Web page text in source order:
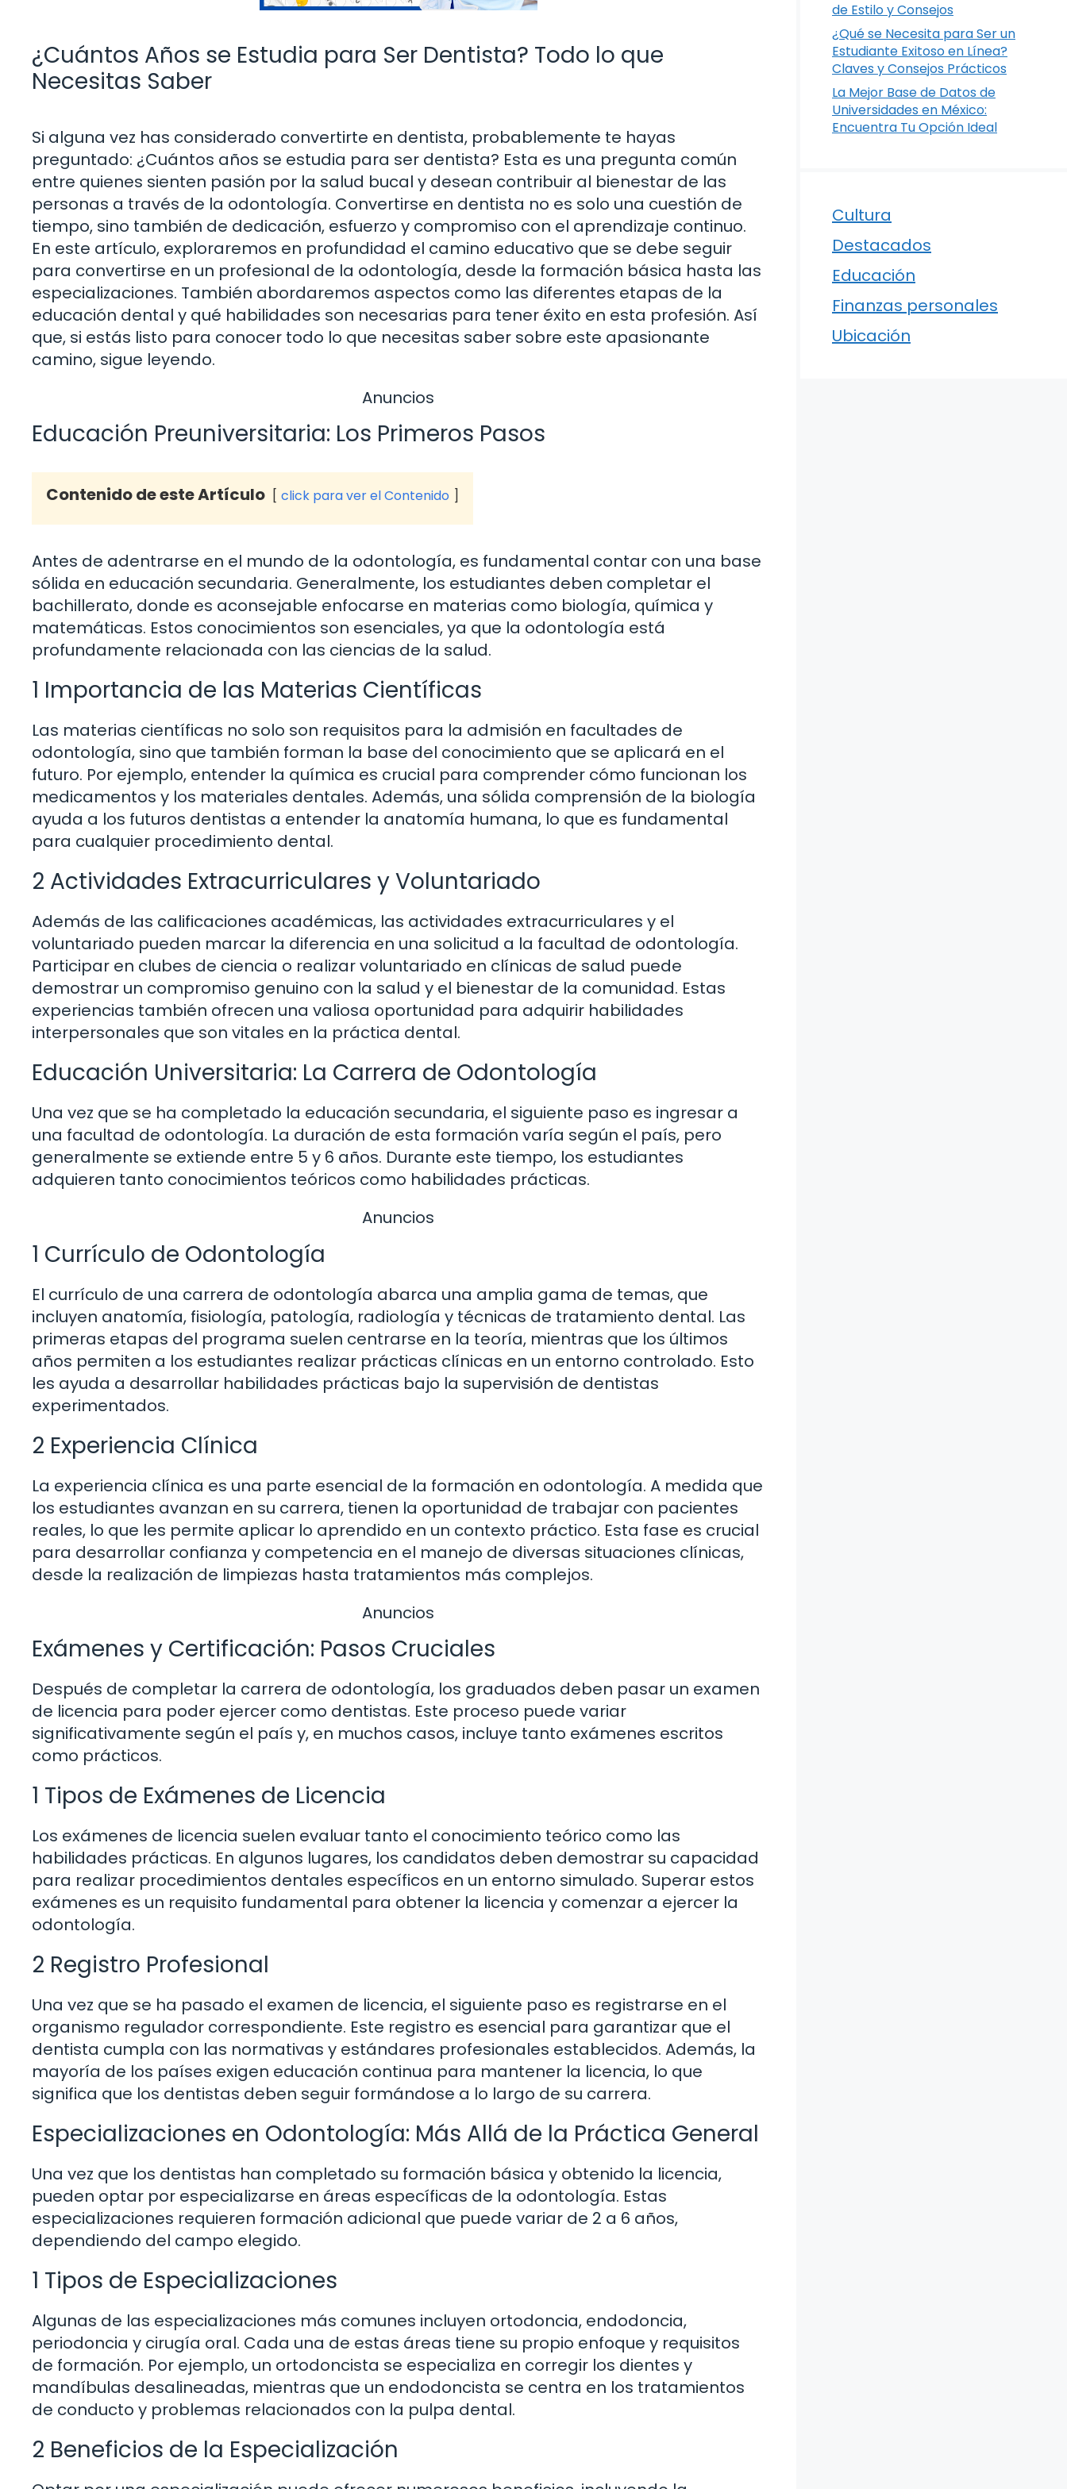
¿Cuántos Años se Estudia para Ser Dentista? Todo lo que
Necesitas Saber
Si alguna vez has considerado convertirte en dentista, probablemente te hayas
preguntado: ¿Cuántos años se estudia para ser dentista? Esta es una pregunta común
entre quienes sienten pasión por la salud bucal y desean contribuir al bienestar de las
personas a través de la odontología. Convertirse en dentista no es solo una cuestión de
tiempo, sino también de dedicación, esfuerzo y compromiso con el aprendizaje continuo.
En este artículo, exploraremos en profundidad el camino educativo que se debe seguir
para convertirse en un profesional de la odontología, desde la formación básica hasta las
especializaciones. También abordaremos aspectos como las diferentes etapas de la
educación dental y qué habilidades son necesarias para tener éxito en esta profesión. Así
que, si estás listo para conocer todo lo que necesitas saber sobre este apasionante
camino, sigue leyendo.
Anuncios
Educación Preuniversitaria: Los Primeros Pasos
Contenido de este Artículo click para ver el Contenido
Antes de adentrarse en el mundo de la odontología, es fundamental contar con una base
sólida en educación secundaria. Generalmente, los estudiantes deben completar el
bachillerato, donde es aconsejable enfocarse en materias como biología, química y
matemáticas. Estos conocimientos son esenciales, ya que la odontología está
profundamente relacionada con las ciencias de la salud.
1 Importancia de las Materias Científicas
Las materias científicas no solo son requisitos para la admisión en facultades de
odontología, sino que también forman la base del conocimiento que se aplicará en el
futuro. Por ejemplo, entender la química es crucial para comprender cómo funcionan los
medicamentos y los materiales dentales. Además, una sólida comprensión de la biología
ayuda a los futuros dentistas a entender la anatomía humana, lo que es fundamental
para cualquier procedimiento dental.
2 Actividades Extracurriculares y Voluntariado
Además de las calificaciones académicas, las actividades extracurriculares y el
voluntariado pueden marcar la diferencia en una solicitud a la facultad de odontología.
Participar en clubes de ciencia o realizar voluntariado en clínicas de salud puede
demostrar un compromiso genuino con la salud y el bienestar de la comunidad. Estas
experiencias también ofrecen una valiosa oportunidad para adquirir habilidades
interpersonales que son vitales en la práctica dental.
Educación Universitaria: La Carrera de Odontología
Una vez que se ha completado la educación secundaria, el siguiente paso es ingresar a
una facultad de odontología. La duración de esta formación varía según el país, pero
generalmente se extiende entre 5 y 6 años. Durante este tiempo, los estudiantes
adquieren tanto conocimientos teóricos como habilidades prácticas.
Anuncios
1 Currículo de Odontología
El currículo de una carrera de odontología abarca una amplia gama de temas, que
incluyen anatomía, fisiología, patología, radiología y técnicas de tratamiento dental. Las
primeras etapas del programa suelen centrarse en la teoría, mientras que los últimos
años permiten a los estudiantes realizar prácticas clínicas en un entorno controlado. Esto
les ayuda a desarrollar habilidades prácticas bajo la supervisión de dentistas
experimentados.
2 Experiencia Clínica
La experiencia clínica es una parte esencial de la formación en odontología. A medida que
los estudiantes avanzan en su carrera, tienen la oportunidad de trabajar con pacientes
reales, lo que les permite aplicar lo aprendido en un contexto práctico. Esta fase es crucial
para desarrollar confianza y competencia en el manejo de diversas situaciones clínicas,
desde la realización de limpiezas hasta tratamientos más complejos.
Anuncios
Exámenes y Certificación: Pasos Cruciales
Después de completar la carrera de odontología, los graduados deben pasar un examen
de licencia para poder ejercer como dentistas. Este proceso puede variar
significativamente según el país y, en muchos casos, incluye tanto exámenes escritos
como prácticos.
1 Tipos de Exámenes de Licencia
Los exámenes de licencia suelen evaluar tanto el conocimiento teórico como las
habilidades prácticas. En algunos lugares, los candidatos deben demostrar su capacidad
para realizar procedimientos dentales específicos en un entorno simulado. Superar estos
exámenes es un requisito fundamental para obtener la licencia y comenzar a ejercer la
odontología.
2 Registro Profesional
Una vez que se ha pasado el examen de licencia, el siguiente paso es registrarse en el
organismo regulador correspondiente. Este registro es esencial para garantizar que el
dentista cumpla con las normativas y estándares profesionales establecidos. Además, la
mayoría de los países exigen educación continua para mantener la licencia, lo que
significa que los dentistas deben seguir formándose a lo largo de su carrera.
Especializaciones en Odontología: Más Allá de la Práctica General
Una vez que los dentistas han completado su formación básica y obtenido la licencia,
pueden optar por especializarse en áreas específicas de la odontología. Estas
especializaciones requieren formación adicional que puede variar de 2 a 6 años,
dependiendo del campo elegido.
1 Tipos de Especializaciones
Algunas de las especializaciones más comunes incluyen ortodoncia, endodoncia,
periodoncia y cirugía oral. Cada una de estas áreas tiene su propio enfoque y requisitos
de formación. Por ejemplo, un ortodoncista se especializa en corregir los dientes y
mandíbulas desalineadas, mientras que un endodoncista se centra en los tratamientos
de conducto y problemas relacionados con la pulpa dental.
2 Beneficios de la Especialización
de Estilo y Consejos
¿Qué se Necesita para Ser un
Estudiante Exitoso en Línea?
Claves y Consejos Prácticos
La Mejor Base de Datos de
Universidades en México:
Encuentra Tu Opción Ideal
Cultura
Destacados
Educación
Finanzas personales
Ubicación